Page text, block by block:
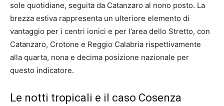
sole quotidiane, seguita da Catanzaro al nono posto. La
brezza estiva rappresenta un ulteriore elemento di
vantaggio per i centri ionici e per l’area dello Stretto, con
Catanzaro, Crotone e Reggio Calabria rispettivamente
alla quarta, nona e decima posizione nazionale per
questo indicatore.
Le notti tropicali e il caso Cosenza